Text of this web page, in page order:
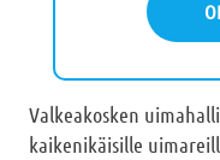
Valkeakosken
kaikenikäisille